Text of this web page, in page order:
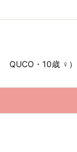
QUCO・10歳 ♀